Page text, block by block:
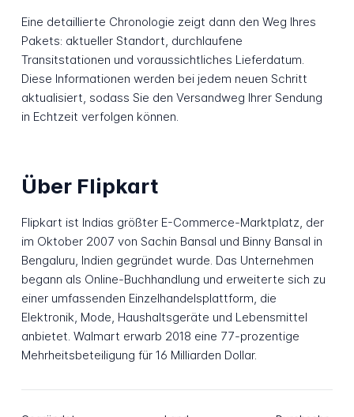
Eine detaillierte Chronologie zeigt dann den Weg Ihres
Pakets: aktueller Standort, durchlaufene
Transitstationen und voraussichtliches Lieferdatum.
Diese Informationen werden bei jedem neuen Schritt
aktualisiert, sodass Sie den Versandweg Ihrer Sendung
in Echtzeit verfolgen können.
Über Flipkart
Flipkart ist Indias größter E-Commerce-Marktplatz, der
im Oktober 2007 von Sachin Bansal und Binny Bansal in
Bengaluru, Indien gegründet wurde. Das Unternehmen
begann als Online-Buchhandlung und erweiterte sich zu
einer umfassenden Einzelhandelsplattform, die
Elektronik, Mode, Haushaltsgeräte und Lebensmittel
anbietet. Walmart erwarb 2018 eine 77-prozentige
Mehrheitsbeteiligung für 16 Milliarden Dollar.